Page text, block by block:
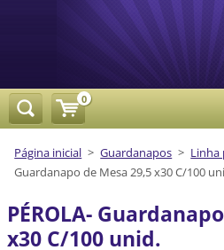
Página inicial > Guardanapos > Linha
Guardanapo de Mesa 29,5 x30 C/100
PÉROLA-
x30 C/100 unid.
0